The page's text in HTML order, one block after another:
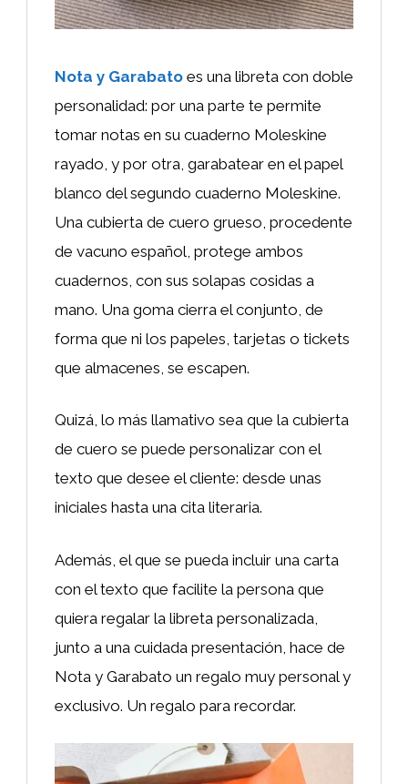
Nota y Garabato es una libreta con doble
personalidad: por una parte te permite
tomar notas en su cuaderno Moleskine
rayado, y por otra, garabatear en el papel
blanco del segundo cuaderno Moleskine.
Una cubierta de cuero grueso, procedente
de vacuno español, protege ambos
cuadernos, con sus solapas cosidas a
mano. Una goma cierra el conjunto, de
forma que ni los papeles, tarjetas o tickets
que almacenes, se escapen.
Quizá, lo más llamativo sea que la cubierta
de cuero se puede personalizar con el
texto que desee el cliente: desde unas
iniciales hasta una cita literaria.
Además, el que se pueda incluir una carta
con el texto que facilite la persona que
quiera regalar la libreta personalizada,
junto a una cuidada presentación, hace de
Nota y Garabato un regalo muy personal y
exclusivo. Un regalo para recordar.